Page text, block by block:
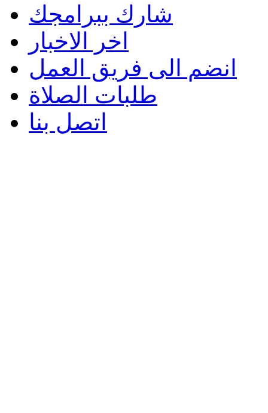
شارك ببرامجك
اخر الاخبار
انضم الى فريق العمل
طلبات الصلاة
اتصل بنا